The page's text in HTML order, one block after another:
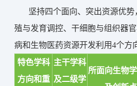
坚持四个面向、突出资源优势
殖与发育调控、干细胞与组织器
病和生物医药资源开发利用4个方
特色学科
方向和重
主干学科
及二级学
所面向生物